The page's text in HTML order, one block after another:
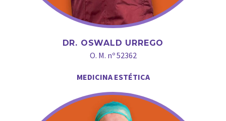
DR. OSWALD URREGO
O. M. nº 52362
MEDICINA ESTÉTICA